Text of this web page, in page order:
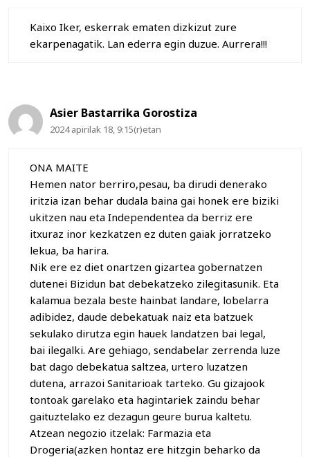
Kaixo Iker, eskerrak ematen dizkizut zure
ekarpenagatik. Lan ederra egin duzue. Aurrera!!!
Asier Bastarrika Gorostiza
2024 apirilak 18, 9:15(r)etan
ONA MAITE
Hemen nator berriro,pesau, ba dirudi denerako
iritzia izan behar dudala baina gai honek ere biziki
ukitzen nau eta Independentea da berriz ere
itxuraz inor kezkatzen ez duten gaiak jorratzeko
lekua, ba harira.
Nik ere ez diet onartzen gizartea gobernatzen
dutenei Bizidun bat debekatzeko zilegitasunik. Eta
kalamua bezala beste hainbat landare, lobelarra
adibidez, daude debekatuak naiz eta batzuek
sekulako dirutza egin hauek landatzen bai legal,
bai ilegalki. Are gehiago, sendabelar zerrenda luze
bat dago debekatua saltzea, urtero luzatzen
dutena, arrazoi Sanitarioak tarteko. Gu gizajook
tontoak garelako eta hagintariek zaindu behar
gaituztelako ez dezagun geure burua kaltetu.
Atzean negozio itzelak: Farmazia eta
Drogeria(azken hontaz ere hitzgin beharko da